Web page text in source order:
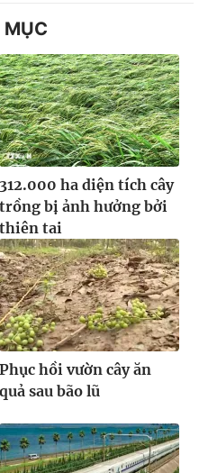
MỤC
312.000 ha diện tích cây
trồng bị ảnh hưởng bởi
thiên tai
Phục hồi vườn cây ăn
quả sau bão lũ